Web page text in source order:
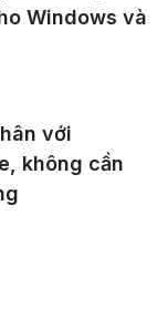
Windows và
với
không cần